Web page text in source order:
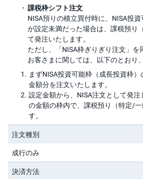
NE
W
取
引
っ
く
株
3
6
5)
米株積立
米国貸株
中国
韓国
ロシア
ベトナム
インドネシア
シンガポール
課税枠シフト注文
NISA預りの積立買付時に、NISA投資
が設定未満だった場合は、課税預り
て発注いたします。
ただし、「NISA枠ぎりぎり注文」を
お客さまに関しては、以下のとおり
まずNISA投資可能枠（成長投資枠
金額分を注文いたします。
設定金額から、NISA注文として発
の金額の枠内で、課税預り（特定/
す。
注文種別
成行のみ
決済方法